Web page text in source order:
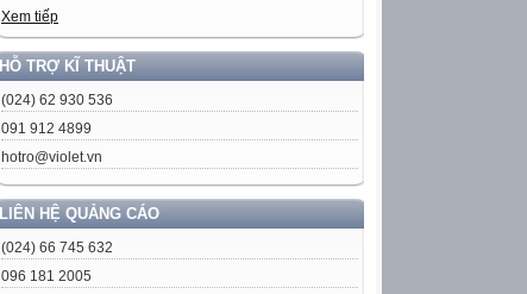
Xem tiếp
HỖ TRỢ KĨ THUẬT
(024) 62 930 536
091 912 4899
hotro@violet.vn
LIÊN HỆ QUẢNG CÁO
(024) 66 745 632
096 181 2005